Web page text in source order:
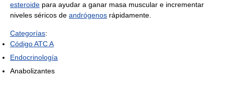
esteroide para ayudar a ganar masa muscular e incrementar
niveles séricos de andrógenos rápidamente.
Categorías:
Código ATC A
Endocrinología
Anabolizantes